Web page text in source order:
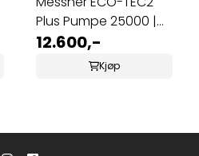
Plus Pumpe 25000 |
Tørrmontering
12.600,-
Kjøp